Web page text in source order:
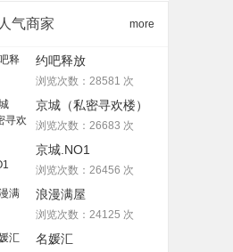
人气商家 more
约吧释放
浏览次数：28581 次
京城（私密寻欢楼）
浏览次数：26683 次
京城.NO1
浏览次数：26456 次
浪漫满屋
浏览次数：24125 次
名媛汇